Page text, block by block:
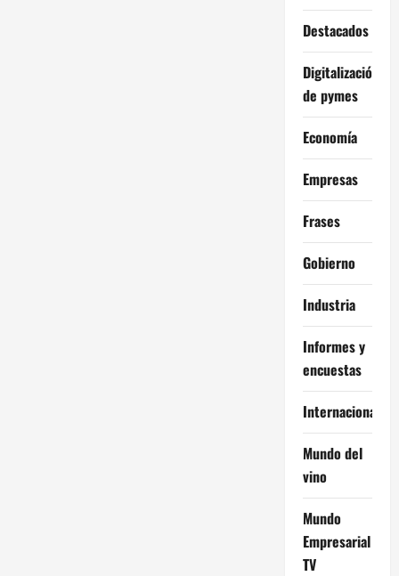
Destacados
Digitalización
de pymes
Economía
Empresas
Frases
Gobierno
Industria
Informes y
encuestas
Internacional
Mundo del
vino
Mundo
Empresarial
TV